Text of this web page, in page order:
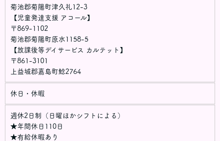
菊池郡菊陽町津久礼12-3
【児童発達支援 アコール】
〒869-1102
菊池郡菊陽町原水1158-5
【放課後等デイサービス カルテット】
〒861-3101
上益城郡嘉島町鯰2764
休日・休暇
週休2日制（日曜ほかシフトによる）
★年間休日110日
★有給休暇あり